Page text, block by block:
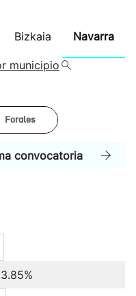
Bizkaia Navarra
municipio
Forales
convocatoria